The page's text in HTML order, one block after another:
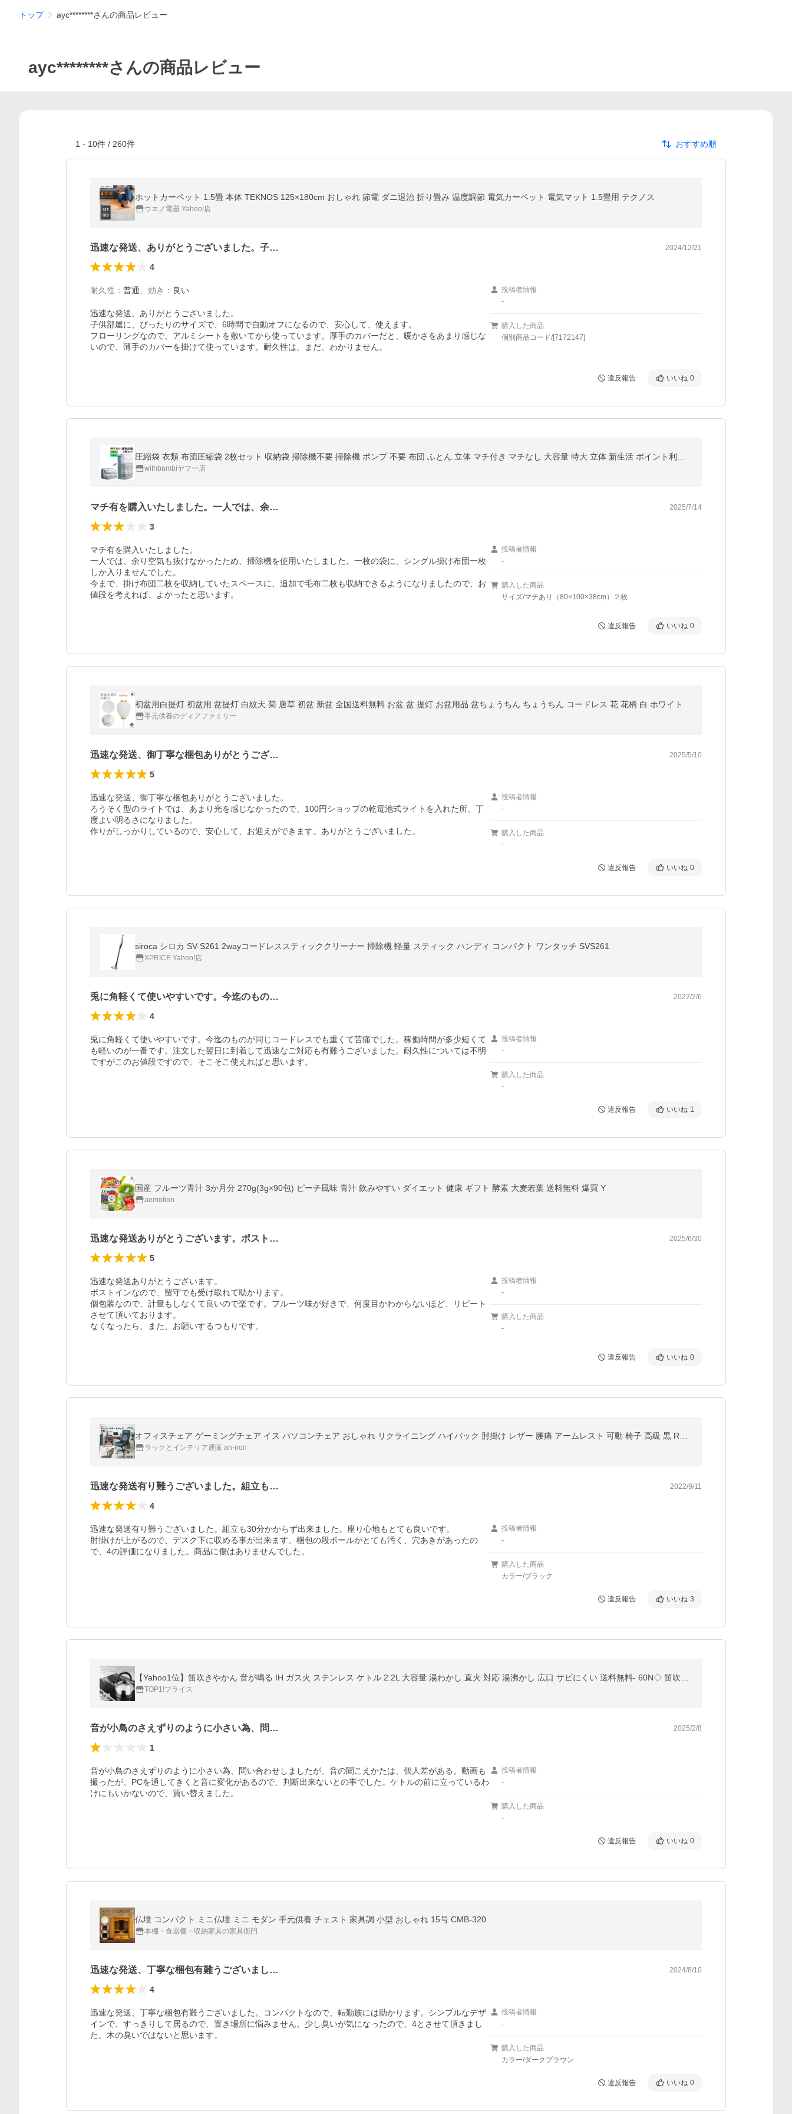
トップ ayc********さんの商品レビュー
ayc********さんの商品レビュー
1 - 10件 / 260件 おすすめ順
ホットカーペット 1.5畳 本体 TEKNOS 125×180cm おしゃれ 節電 ダニ退治 折り畳み 温度調節 電気カーペット 電気マット 1.5畳用 テクノス
ウエノ電器 Yahoo!店
迅速な発送、ありがとうございました。子… 2024/12/21
4
耐久性 ： 普通 効き ： 良い
迅速な発送、ありがとうございました。
子供部屋に、ぴったりのサイズで、6時間で自動オフになるので、安心して、使えます。
フローリングなので、アルミシートを敷いてから使っています。厚手のカバーだと、暖かさをあまり感じな
いので、薄手のカバーを掛けて使っています。耐久性は、まだ、わかりません。
投稿者情報
-
購入した商品
個別商品コード/[7172147]
違反報告 いいね 0
withbambiヤフー店
マチ有を購入いたしました。一人では、余… 2025/7/14
3
マチ有を購入いたしました。
一人では、余り空気も抜けなかったため、掃除機を使用いたしました。一枚の袋に、シングル掛け布団一枚
しか入りませんでした。
今まで、掛け布団二枚を収納していたスペースに、追加で毛布二枚も収納できるようになりましたので、お
値段を考えれば、よかったと思います。
投稿者情報
-
購入した商品
サイズ/マチあり（80×100×38cm）２枚
違反報告 いいね 0
初盆用白提灯 初盆用 盆提灯 白紋天 菊 唐草 初盆 新盆 全国送料無料 お盆 盆 提灯 お盆用品 盆ちょうちん ちょうちん コードレス 花 花柄 白 ホワイト
手元供養のディアファミリー
迅速な発送、御丁寧な梱包ありがとうござ… 2025/5/10
5
迅速な発送、御丁寧な梱包ありがとうございました。
ろうそく型のライトでは、あまり光を感じなかったので、100円ショップの乾電池式ライトを入れた所、丁
度よい明るさになりました。
作りがしっかりしているので、安心して、お迎えができます。ありがとうございました。
投稿者情報
-
購入した商品
-
違反報告 いいね 0
siroca シロカ SV-S261 2wayコードレススティッククリーナー 掃除機 軽量 スティック ハンディ コンパクト ワンタッチ SVS261
XPRICE Yahoo!店
兎に角軽くて使いやすいです。今迄のもの… 2022/2/6
4
兎に角軽くて使いやすいです。今迄のものが同じコードレスでも重くて苦痛でした。稼働時間が多少短くて
も軽いのが一番です。注文した翌日に到着して迅速なご対応も有難うございました。耐久性については不明
ですがこのお値段ですので、そこそこ使えればと思います。
投稿者情報
-
購入した商品
-
違反報告 いいね 1
国産 フルーツ青汁 3か月分 270g(3g×90包) ピーチ風味 青汁 飲みやすい ダイエット 健康 ギフト 酵素 大麦若葉 送料無料 爆買 Y
aemotion
迅速な発送ありがとうございます。ポスト… 2025/6/30
5
迅速な発送ありがとうございます。
ポストインなので、留守でも受け取れて助かります。
個包装なので、計量もしなくて良いので楽です。フルーツ味が好きで、何度目かわからないほど、リピート
させて頂いております。
なくなったら、また、お願いするつもりです。
投稿者情報
-
購入した商品
-
違反報告 いいね 0
ラックとインテリア通販 an-non
迅速な発送有り難うございました。組立も… 2022/9/11
4
迅速な発送有り難うございました。組立も30分かからず出来ました。座り心地もとても良いです。
肘掛けが上がるので、デスク下に収める事が出来ます。梱包の段ボールがとても汚く、穴あきがあったの
で、4の評価になりました。商品に傷はありませんでした。
投稿者情報
-
購入した商品
カラー/ブラック
違反報告 いいね 3
TOP1!プライス
音が小鳥のさえずりのように小さい為、問… 2025/2/8
1
音が小鳥のさえずりのように小さい為、問い合わせしましたが、音の聞こえかたは、個人差がある。動画も
撮ったが、PCを通してきくと音に変化があるので、判断出来ないとの事でした。ケトルの前に立っているわ
けにもいかないので、買い替えました。
投稿者情報
-
購入した商品
-
違反報告 いいね 0
仏壇 コンパクト ミニ仏壇 ミニ モダン 手元供養 チェスト 家具調 小型 おしゃれ 15号 CMB-320
本棚・食器棚・収納家具の家具衛門
迅速な発送、丁寧な梱包有難うございまし… 2024/8/10
4
迅速な発送、丁寧な梱包有難うございました。コンパクトなので、転勤族には助かります。シンプルなデザ
インで、すっきりして居るので、置き場所に悩みません。少し臭いが気になったので、4とさせて頂きまし
た。木の臭いではないと思います。
投稿者情報
-
購入した商品
カラー/ダークブラウン
違反報告 いいね 0